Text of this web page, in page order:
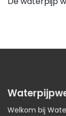
Welkom bij